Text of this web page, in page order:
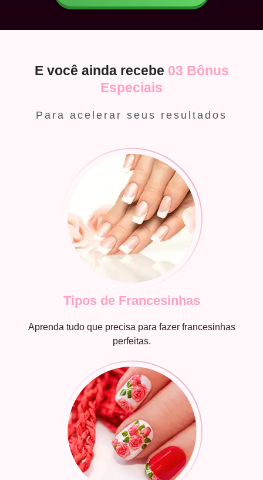
E você ainda recebe 03 Bônus
Especiais
Para acelerar seus resultados
Tipos de Francesinhas
Aprenda tudo que precisa para fazer francesinhas
perfeitas.